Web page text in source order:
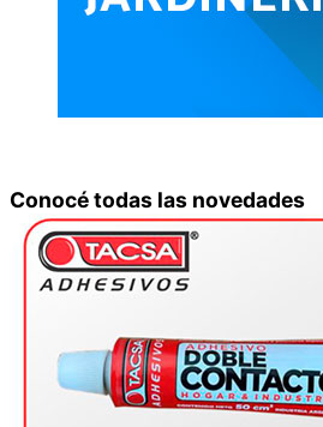
Conocé todas las novedades